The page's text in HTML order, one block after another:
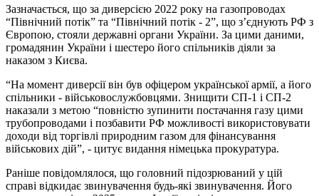
Зазначається, що за диверсією 2022 року на газопроводах
“Північний потік” та “Північний потік - 2”, що з’єднують РФ з
Європою, стояли державні органи України. За цими даними,
громадянин України і шестеро його спільників діяли за
наказом з Києва.
“На момент диверсії він був офіцером української армії, а його
спільники - військовослужбовцями. Знищити СП-1 і СП-2
наказали з метою “повністю зупинити постачання газу цими
трубопроводами і позбавити РФ можливості використовувати
доходи від торгівлі природним газом для фінансування
військових дій”, - цитує видання німецька прокуратура.
Раніше повідомлялося, що головний підозрюваний у цій
справі відкидає звинувачення будь-які звинувачення. Його